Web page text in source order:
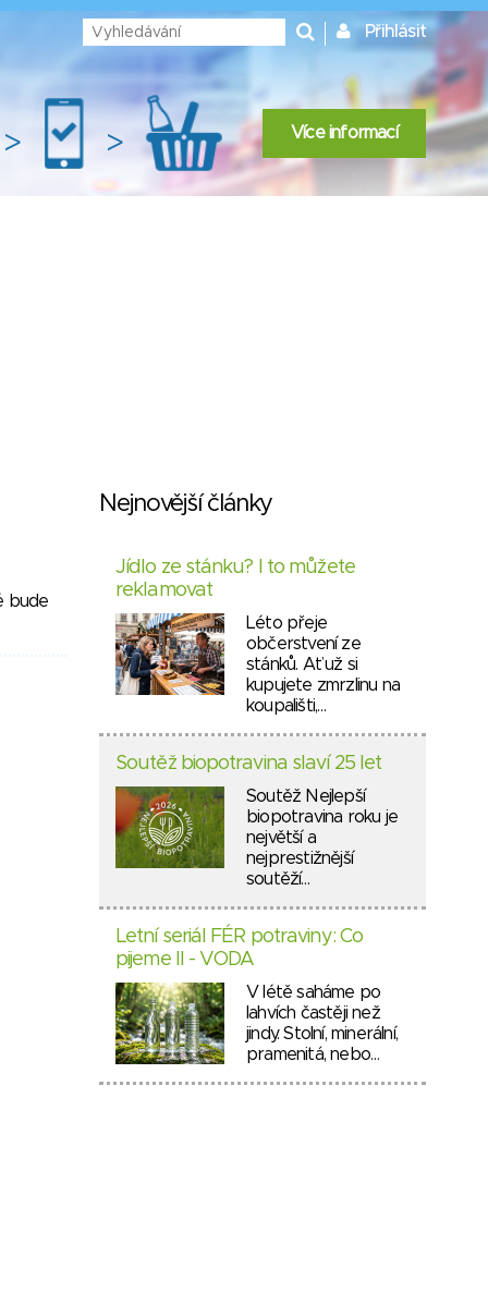
Přihlásit
> > Více informací
bude
Nejnovější články
Jídlo ze stánku? I to můžete
reklamovat
Léto přeje
občerstvení ze
stánků. Ať už si
kupujete zmrzlinu na
koupališti,…
Soutěž biopotravina slaví 25 let
Soutěž Nejlepší
biopotravina roku je
největší a
nejprestižnější
soutěží…
Letní seriál FÉR potraviny: Co
pijeme II - VODA
V létě saháme po
lahvích častěji než
jindy. Stolní, minerální,
pramenitá, nebo…